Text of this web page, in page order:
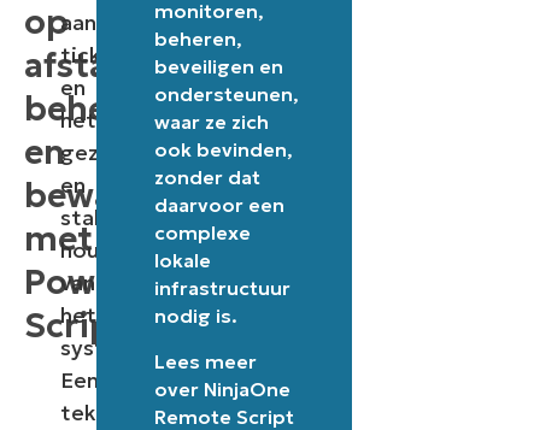
op
afstand
beheren
en
bewaken
met
PowerShell
Script
aantal
tickets
en
het
gezond
en
stabiel
houden
van
het
systeem.
Een
tekort
monitoren,
beheren,
beveiligen en
ondersteunen,
waar ze zich
ook bevinden,
zonder dat
daarvoor een
complexe
lokale
infrastructuur
nodig is.
Lees meer
over NinjaOne
Remote Script